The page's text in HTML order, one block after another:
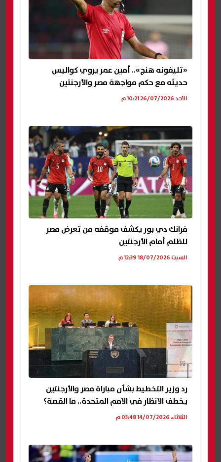
«تليفونه هنج».. أمين عمر يروي كواليس
حديثه مع حكم مواجهة مصر والأرجنتين
الأحد 26/07/2026 10:21 م
فرانك دي بور يكشف موقفه من تعرض مصر
للظلم أمام الأرجنتين
السبت 18/07/2026 12:39 م
رد وزير التخطيط بشأن مباراة مصر والأرجنتين
يخطف الأنظار في الأمم المتحدة.. ما القصة؟
الثلاثاء 14/07/2026 03:48 م